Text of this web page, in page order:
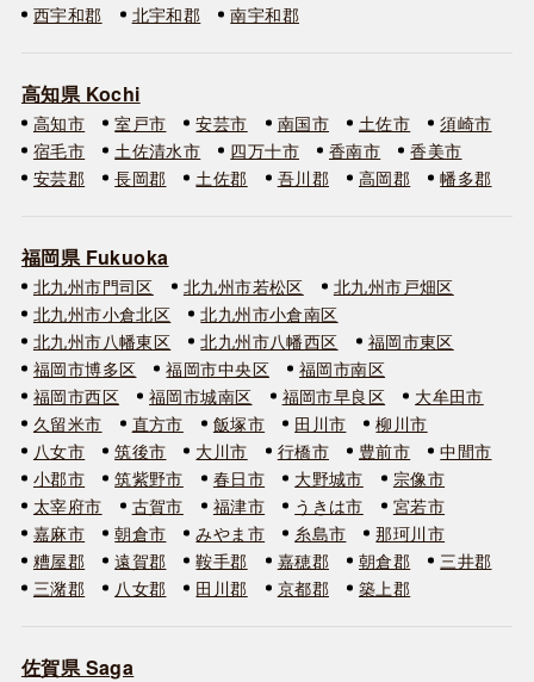
西宇和郡
北宇和郡 南宇和郡
高知県 Kochi
高知市 室戸市 安芸市 南国市 土佐市
須崎市
宿毛市
土佐清水市 四万十市 香南市
香美市
安芸郡
長岡郡 土佐郡 吾川郡 高岡郡 幡多郡
福岡県 Fukuoka
北九州市門司区 北九州市若松区
北九州市戸畑区
北九州市小倉北区
北九州市小倉南区
北九州市八幡東区
北九州市八幡西区
福岡市東区
福岡市博多区
福岡市中央区
福岡市南区
福岡市西区
福岡市城南区 福岡市早良区
大牟田市
久留米市
直方市 飯塚市 田川市
柳川市
八女市
筑後市 大川市 行橋市 豊前市
中間市
小郡市
筑紫野市 春日市 大野城市
宗像市
太宰府市
古賀市 福津市 うきは市
宮若市
嘉麻市
朝倉市 みやま市 糸島市
那珂川市
糟屋郡
遠賀郡 鞍手郡 嘉穂郡 朝倉郡
三井郡
三潴郡
八女郡 田川郡 京都郡 築上郡
佐賀県 Saga